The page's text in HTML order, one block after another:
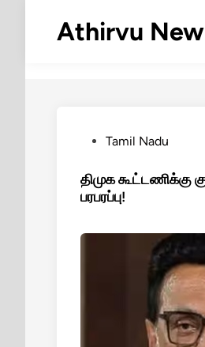
Athirvu
PostedTamil Nadu
திமுக கூட்டணிக்கு
பரபரப்பு!